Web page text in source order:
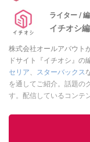
ライター /
イチオシ
株式会社オールアバウト
ドサイト『イチオシ』の
セリア、 スターバックス
を通してご紹介。話題の
す。配信しているコンテ
ニュースでフォロー